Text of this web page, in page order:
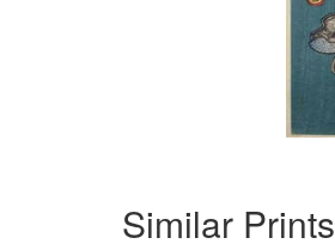
Similar Prints